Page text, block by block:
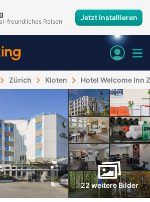
freundliches Reisen Jetzt installieren
Zürich Kloten Hotel Welcome Inn
22 weitere Bilder